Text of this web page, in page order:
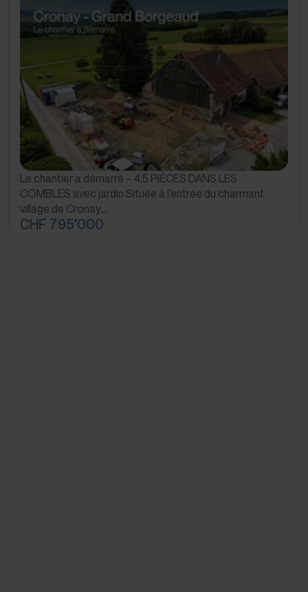
Le chantier a démarré – 4,5 PIÈCES DANS LES
COMBLES avec jardin Située à l’entrée du charmant
village de Cronay,…
CHF 795'000